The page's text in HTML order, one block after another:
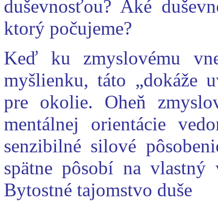
duševnosťou? Aké
ktorý počujeme?
Keď ku zmyslovému
myšlienku, táto
pre okolie. Oheň
mentálnej orientácie
senzibilné silové
spätne pôsobí na
Bytostné tajomstvo duše